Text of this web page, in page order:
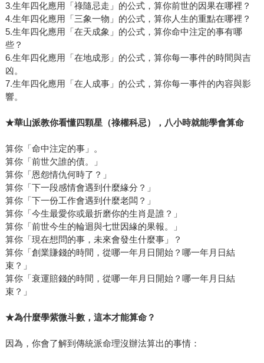
3.生年四化應用「祿隨忌走」的公式，算你前世的因果在哪裡？
4.生年四化應用「三象一物」的公式，算你人生的重點在哪裡？
5.生年四化應用「在天成象」的公式，算你命中注定的事有哪
些？
6.生年四化應用「在地成形」的公式，算你每一事件的時間與吉
凶。
7.生年四化應用「在人成事」的公式，算你每一事件的內容與影
響。
★華山派教你看懂四顆星（祿權科忌），八小時就能學會算命
算你「命中注定的事」。
算你「前世欠誰的債。」
算你「恩怨情仇何時了？」
算你「下一段感情會遇到什麼緣分？」
算你「下一份工作會遇到什麼老闆？」
算你「今生最愛你或最折磨你的生肖是誰？」
算你「前世今生的輪迴與七世因緣的果報。」
算你「現在想問的事，未來會發生什麼事」？
算你「創業賺錢的時間，從哪一年月日開始？哪一年月日結
束？」
算你「衰運賠錢的時間，從哪一年月日開始？哪一年月日結
束？」
★為什麼學紫微斗數，這本才能算命？
因為，你會了解到傳統派命理沒辦法算出的事情：